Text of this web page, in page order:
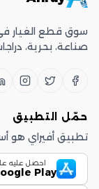
سوق قطع الغيار في
صناعة، بحرية،
حمّل التطبيق
تطبيق أفيراي هو
احصل عليه
Play